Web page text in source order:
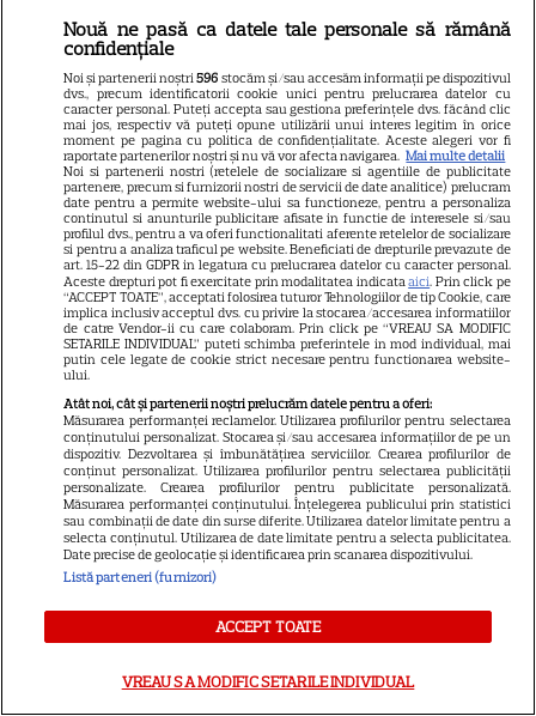
Despre Tvmania
Contacte televiziuni
Abonamente
Publicitate
Termeni și condiții
Despre cookies
Politica de confidenţialitate
Sitemap
NUMĂRUL CURENT
ABONEAZA-TE LA REVISTĂ
Libertatea
GSP
Nouă ne pasă ca datele tale personale să rămână
confidențiale
Noi și partenerii noștri596 stocăm și/sau accesăm informații pe dispozitivul
dvs., precum identificatorii cookie unici pentru prelucrarea datelor cu
caracter personal. Puteți accepta sau gestiona preferințele dvs. făcând clic
mai jos, respectiv vă puteți opune utilizării unui interes legitim în orice
moment pe pagina cu politica de confidențialitate. Aceste alegeri vor fi
raportate partenerilor noștri și nu vă vor afecta navigarea. Mai multe detalii
Noi si partenerii nostri (retelele de socializare si agentiile de publicitate
partenere, precum si furnizorii nostri de servicii de date analitice) prelucram
date pentru a permite website-ului sa functioneze, pentru a personaliza
continutul si anunturile publicitare afisate in functie de interesele si/sau
profilul dvs., pentru a va oferi functionalitati aferente retelelor de socializare
si pentru a analiza traficul pe website. Beneficiati de drepturile prevazute de
art. 15-22 din GDPR in legatura cu prelucrarea datelor cu caracter personal.
Aceste drepturi pot fi exercitate prin modalitatea indicataaici. Prin click pe
“ACCEPT TOATE”, acceptati folosirea tuturor Tehnologiilor de tip Cookie, care
implica inclusiv acceptul dvs. cu privire la stocarea/accesarea informatiilor
de catre Vendor-ii cu care colaboram. Prin click pe “VREAU SA MODIFIC
SETARILE INDIVIDUAL” puteti schimba preferintele in mod individual, mai
putin cele legate de cookie strict necesare pentru functionarea website-
ului.
Atât noi, cât și partenerii noștri prelucrăm datele pentru a oferi:
Măsurarea performanței reclamelor. Utilizarea profilurilor pentru selectarea
conținutului personalizat. Stocarea și/sau accesarea informațiilor de pe un
dispozitiv. Dezvoltarea și îmbunătățirea serviciilor. Crearea profilurilor de
conținut personalizat. Utilizarea profilurilor pentru selectarea publicității
personalizate. Crearea profilurilor pentru publicitate personalizată.
Măsurarea performanței conținutului. Înțelegerea publicului prin statistici
sau combinații de date din surse diferite. Utilizarea datelor limitate pentru a
selecta conținutul. Utilizarea de date limitate pentru a selecta publicitatea.
Date precise de geolocație și identificarea prin scanarea dispozitivului.
Listă parteneri (furnizori)
ACCEPT TOATE
VREAU SA MODIFIC SETARILE INDIVIDUAL